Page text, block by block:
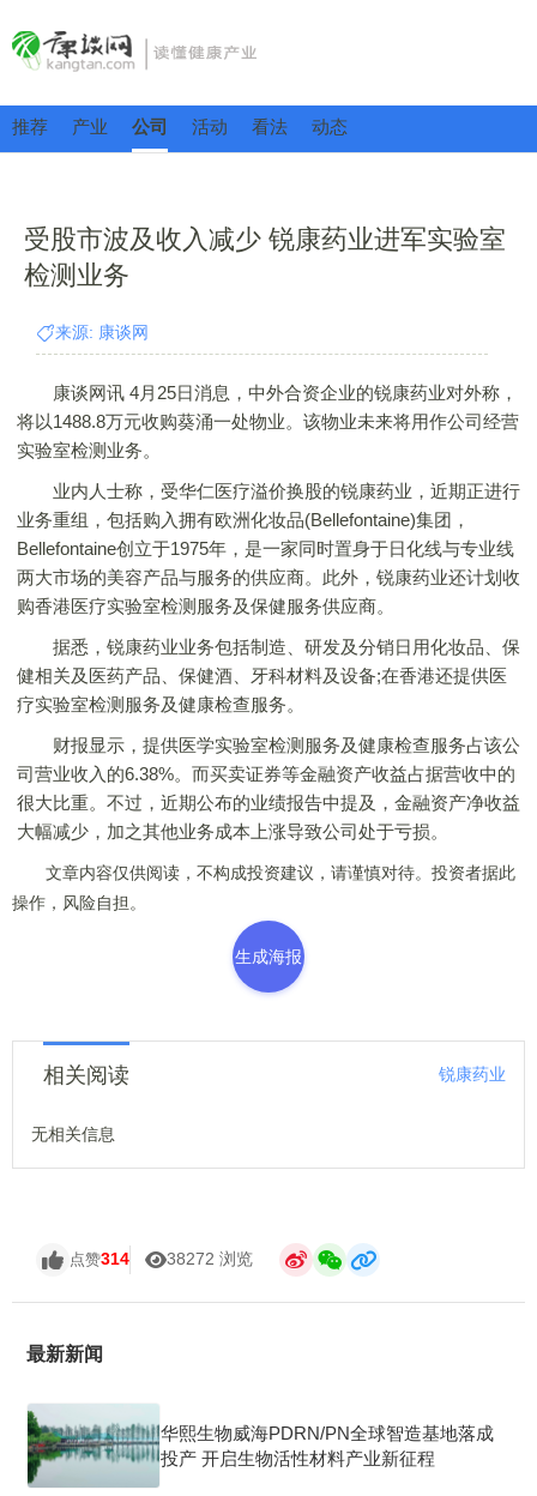
推荐 产业 公司 活动 看法 动态
受股市波及收入减少 锐康药业进军实验室
检测业务
来源: 康谈网
康谈网讯 4月25日消息，中外合资企业的锐康药业对外称，
将以1488.8万元收购葵涌一处物业。该物业未来将用作公司经营
实验室检测业务。
业内人士称，受华仁医疗溢价换股的锐康药业，近期正进行
业务重组，包括购入拥有欧洲化妆品(Bellefontaine)集团，
Bellefontaine创立于1975年，是一家同时置身于日化线与专业线
两大市场的美容产品与服务的供应商。此外，锐康药业还计划收
购香港医疗实验室检测服务及保健服务供应商。
据悉，锐康药业业务包括制造、研发及分销日用化妆品、保
健相关及医药产品、保健酒、牙科材料及设备;在香港还提供医
疗实验室检测服务及健康检查服务。
财报显示，提供医学实验室检测服务及健康检查服务占该公
司营业收入的6.38%。而买卖证券等金融资产收益占据营收中的
很大比重。不过，近期公布的业绩报告中提及，金融资产净收益
大幅减少，加之其他业务成本上涨导致公司处于亏损。
文章内容仅供阅读，不构成投资建议，请谨慎对待。投资者据此
操作，风险自担。
生成海报
相关阅读 锐康药业
无相关信息
点赞314 38272 浏览
最新新闻
华熙生物威海PDRN/PN全球智造基地落成
投产 开启生物活性材料产业新征程